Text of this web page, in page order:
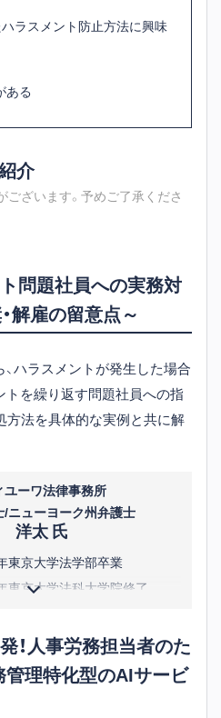
ラスメント防止方法に興味
ある
介
ざいます。予めご了承くださ
ト問題社員への実務対
解雇の留意点～
ハラスメントが発生した場合
を繰り返す問題社員への指
方法を具体的な実例と共に解
ユーワ法律事務所
/ニューヨーク州弁護士
洋太 氏
東京大学法学部卒業
東京大学法科大学院修了
ニューヨーク大学 LL.M. 修了
米国ニューヨーク州弁護士登
！人事労務担当者のた
理特化型のAIサービ